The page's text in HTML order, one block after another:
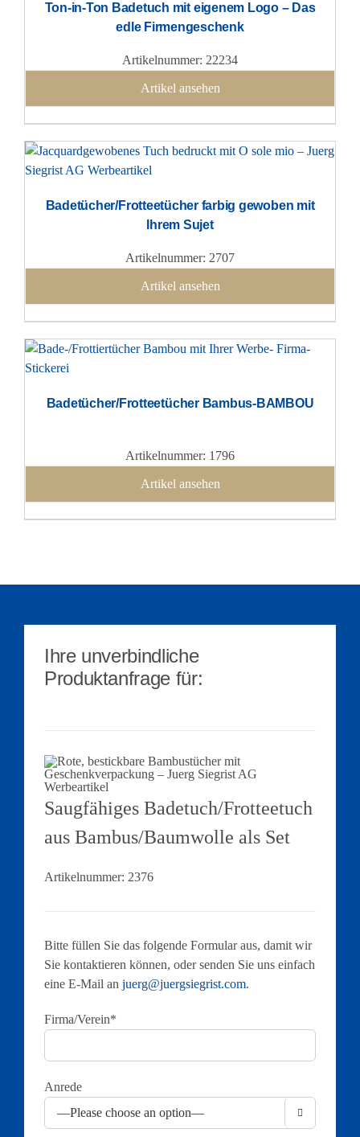
Ton-in-Ton Badetuch mit eigenem Logo – Das
edle Firmengeschenk
Artikelnummer: 22234
Artikel ansehen
Badetücher/Frotteetücher farbig gewoben mit
Ihrem Sujet
Artikelnummer: 2707
Artikel ansehen
Badetücher/Frotteetücher Bambus-BAMBOU
Artikelnummer: 1796
Artikel ansehen
Ihre unverbindliche
Produktanfrage für:
Saugfähiges Badetuch/Frotteetuch
aus Bambus/Baumwolle als Set
Artikelnummer: 2376
Bitte füllen Sie das folgende Formular aus, damit wir
Sie kontaktieren können, oder senden Sie uns einfach
eine E-Mail an juerg@juergsiegrist.com.
Firma/Verein*
Anrede
